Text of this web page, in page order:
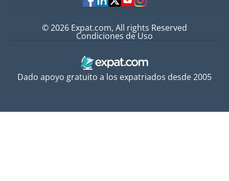
Dado apoyo gratuito a los expatriados desde 2005
© 2026 Expat.com, All rights Reserved
Condiciones de Uso